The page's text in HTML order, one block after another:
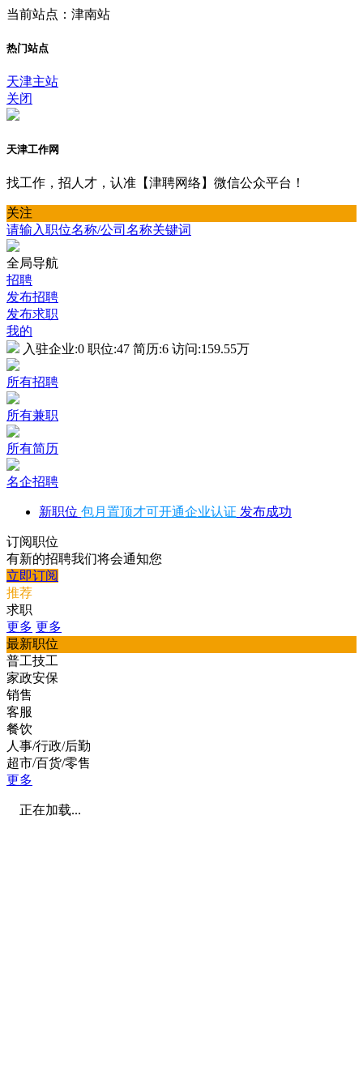
当前站点：津南站
热门站点
天津主站
关闭
天津工作网
找工作，招人才，认准【津聘网络】微信公众平台！
关注
请输入职位名称/公司名称关键词
全局导航
招聘
发布招聘
发布求职
我的
入驻企业:0 职位:47 简历:6 访问:159.55万
所有招聘
所有兼职
所有简历
名企招聘
新职位 包月置顶才可开通企业认证 发布成功
订阅职位
有新的招聘我们将会通知您
立即订阅
推荐
求职
更多 更多
最新职位
普工技工
家政安保
销售
客服
餐饮
人事/行政/后勤
超市/百货/零售
更多
正在加载...